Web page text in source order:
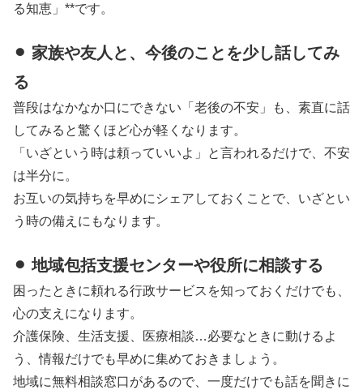
る知恵」**です。
⚫︎ 家族や友人と、今後のことを少し話してみ
る
普段はなかなか口にできない「老後の不安」も、素直に話
してみると驚くほど心が軽くなります。
「いざという時は頼っていいよ」と言われるだけで、不安
は半分に。
お互いの気持ちを早めにシェアしておくことで、いざとい
う時の備えにもなります。
⚫︎ 地域包括支援センターや役所に相談する
困ったときに頼れる行政サービスを知っておくだけでも、
心の支えになります。
介護保険、生活支援、医療相談…必要なときに動けるよ
う、情報だけでも早めに集めておきましょう。
地域に無料相談窓口があるので、一度だけでも話を聞きに